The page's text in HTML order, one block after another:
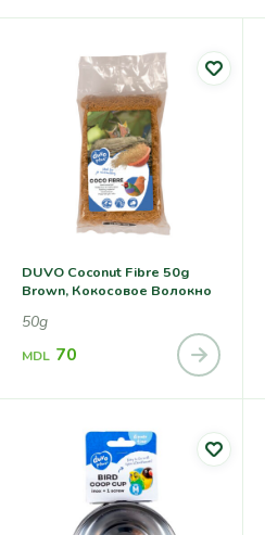
DUVO Coconut Fibre 50g
Brown, Кокосовое Волокно
50g
MDL 70